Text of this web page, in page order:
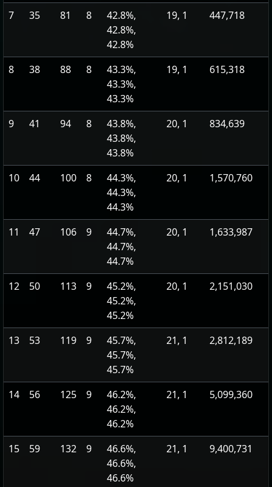
7 35 81 8
42.8%,
42.8%,
42.8%
19, 1 447,718
8 38 88 8
43.3%,
43.3%,
43.3%
19, 1 615,318
9 41 94 8
43.8%,
43.8%,
43.8%
20, 1 834,639
10 44 100 8
44.3%,
44.3%,
44.3%
20, 1 1,570,760
11 47 106 9
44.7%,
44.7%,
44.7%
20, 1 1,633,987
12 50 113 9
45.2%,
45.2%,
45.2%
20, 1 2,151,030
13 53 119 9
45.7%,
45.7%,
45.7%
21, 1 2,812,189
14 56 125 9
46.2%,
46.2%,
46.2%
21, 1 5,099,360
15 59 132 9
46.6%,
46.6%,
46.6%
21, 1 9,400,731